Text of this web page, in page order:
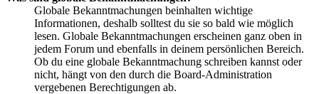
Globale Bekanntmachungen beinhalten wichtige
Informationen, deshalb solltest du sie so bald wie möglich
lesen. Globale Bekanntmachungen erscheinen ganz oben in
jedem Forum und ebenfalls in deinem persönlichen Bereich.
Ob du eine globale Bekanntmachung schreiben kannst oder
nicht, hängt von den durch die Board-Administration
vergebenen Berechtigungen ab.